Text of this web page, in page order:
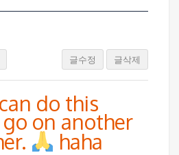
글수정 글삭제
do this
on another
haha